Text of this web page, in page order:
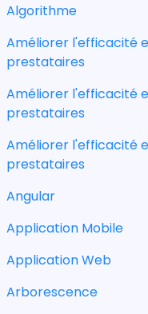
Algorithme
Améliorer l'efficacité
prestataires
Améliorer l'efficacité
prestataires
Améliorer l'efficacité
prestataires
Angular
Application Mobile
Application Web
Arborescence